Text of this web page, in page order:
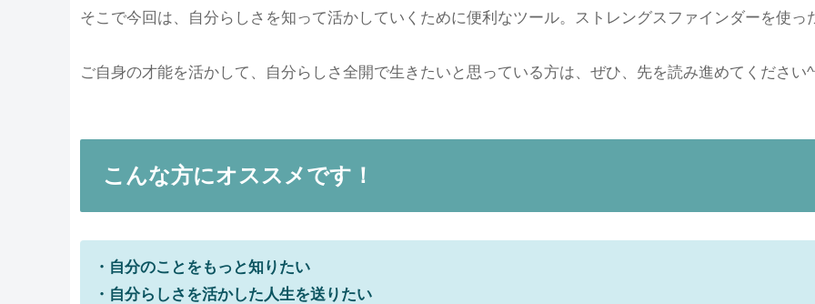
そこで今回は、自分らしさを知って活かしていくために便利なツール。ストレングスファインダーを使
ご自身の才能を活かして、自分らしさ全開で生きたいと思っている方は、ぜひ、先を読み進めてください
こんな方にオススメです！
・自分のことをもっと知りたい
・自分らしさを活かした人生を送りたい